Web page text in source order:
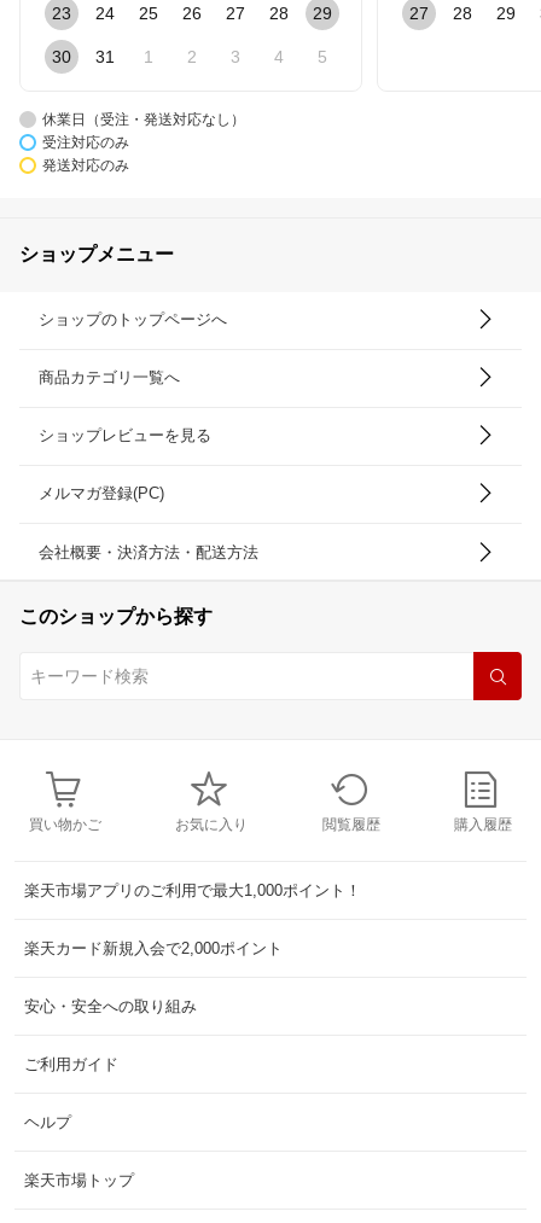
23 24 25 26 27 28 29
30 31 1 2 3 4 5
27 28 29
休業日（受注・発送対応なし）
受注対応のみ
発送対応のみ
ショップメニュー
ショップのトップページへ
商品カテゴリ一覧へ
ショップレビューを見る
メルマガ登録(PC)
会社概要・決済方法・配送方法
このショップから探す
買い物かご お気に入り 閲覧履歴 購入履歴
楽天市場アプリのご利用で最大1,000ポイント！
楽天カード新規入会で2,000ポイント
安心・安全への取り組み
ご利用ガイド
ヘルプ
楽天市場トップ